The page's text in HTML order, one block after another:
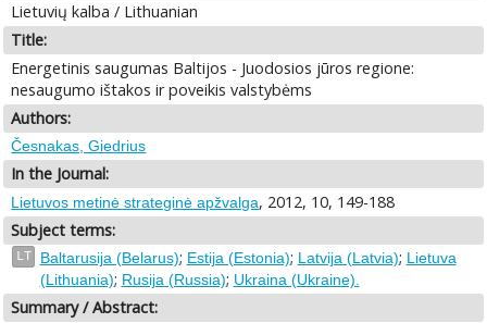
Lietuvių kalba / Lithuanian
Title:
Energetinis saugumas Baltijos - Juodosios jūros regione:
nesaugumo ištakos ir poveikis valstybėms
Authors:
Česnakas, Giedrius
In the Journal:
Lietuvos metinė strateginė apžvalga, 2012, 10, 149-188
Subject terms:
LT Baltarusija (Belarus); Estija (Estonia); Latvija (Latvia); Lietuva
(Lithuania); Rusija (Russia); Ukraina (Ukraine).
Summary / Abstract: